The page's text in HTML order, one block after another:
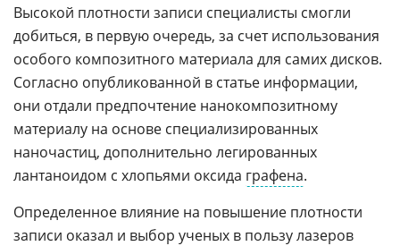
Высокой плотности записи специалисты смогли
добиться, в первую очередь, за счет использования
особого композитного материала для самих дисков.
Согласно опубликованной в статье информации,
они отдали предпочтение нанокомпозитному
материалу на основе специализированных
наночастиц, дополнительно легированных
лантаноидом с хлопьями оксида графена.
Определенное влияние на повышение плотности
записи оказал и выбор ученых в пользу лазеров